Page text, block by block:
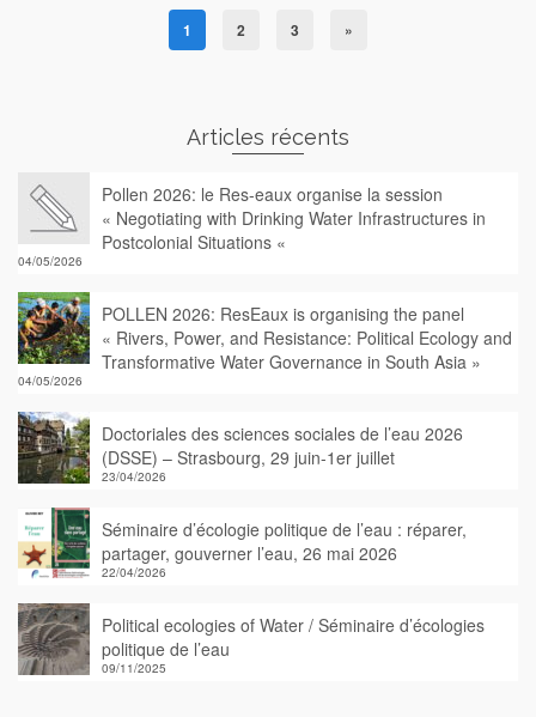
1 2 3 »
Articles récents
Pollen 2026: le Res-eaux organise la session
« Negotiating with Drinking Water Infrastructures in
Postcolonial Situations «
04/05/2026
POLLEN 2026: ResEaux is organising the panel
« Rivers, Power, and Resistance: Political Ecology and
Transformative Water Governance in South Asia »
04/05/2026
Doctoriales des sciences sociales de l’eau 2026
(DSSE) – Strasbourg, 29 juin-1er juillet
23/04/2026
Séminaire d’écologie politique de l’eau : réparer,
partager, gouverner l’eau, 26 mai 2026
22/04/2026
Political ecologies of Water / Séminaire d’écologies
politique de l’eau
09/11/2025